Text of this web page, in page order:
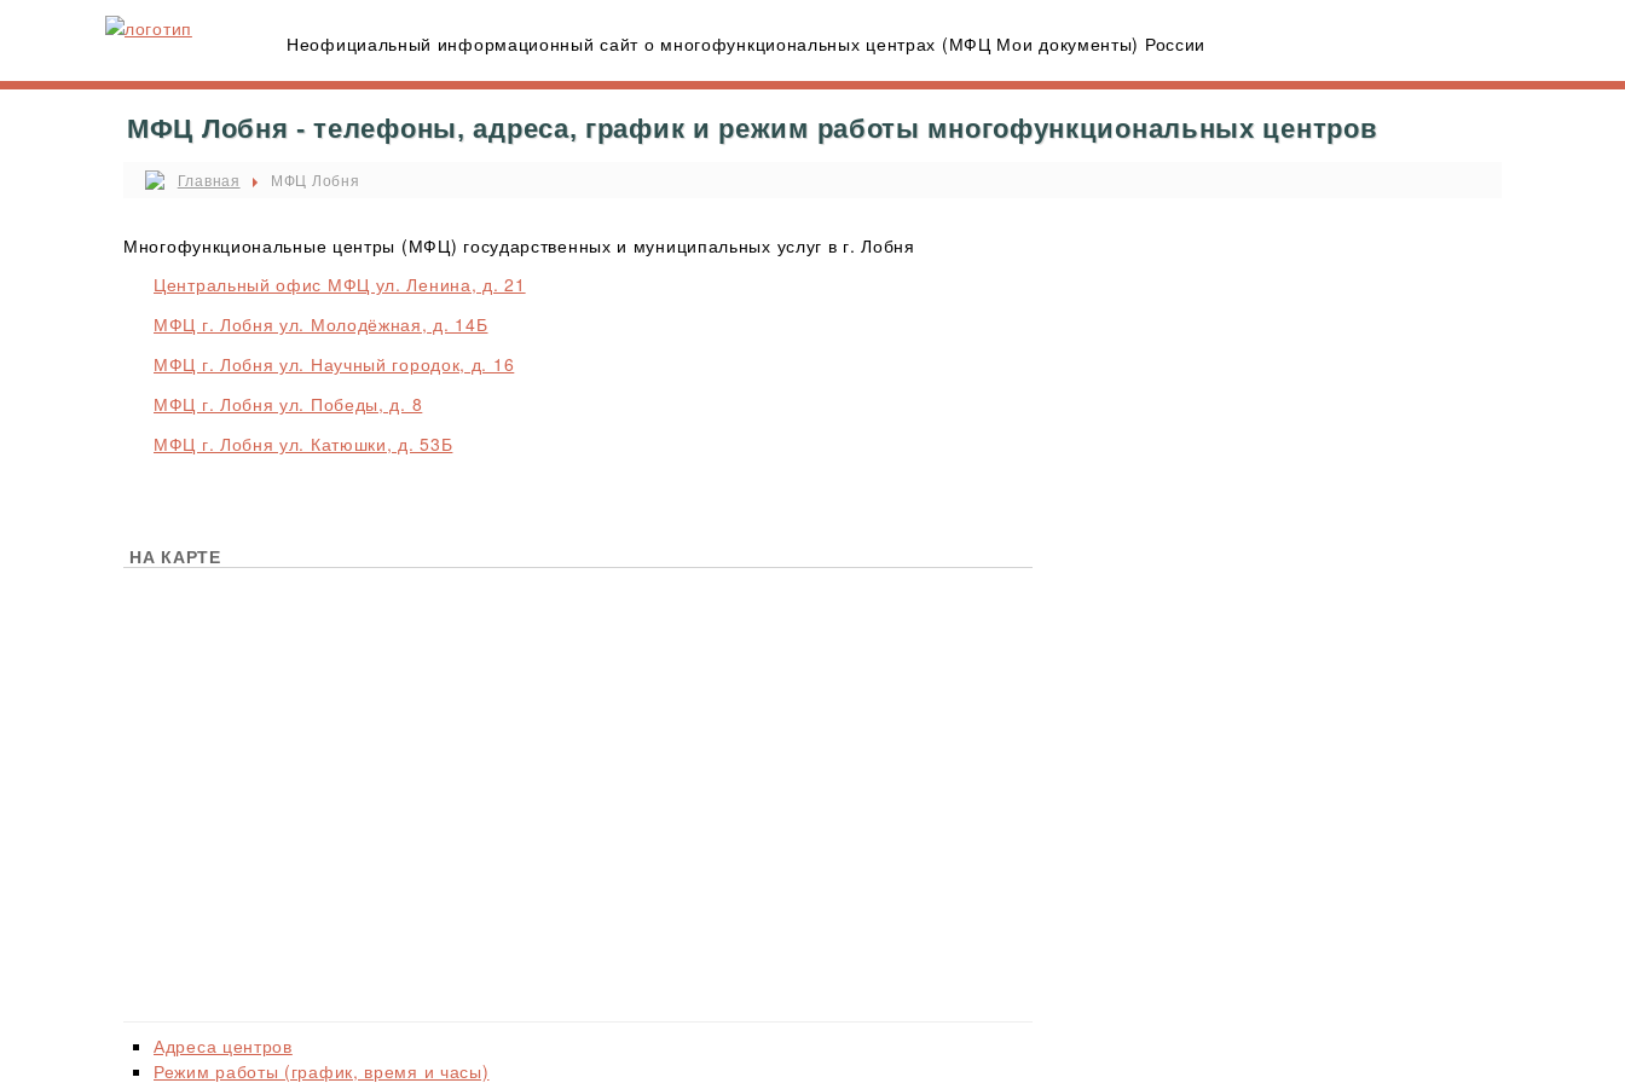
Неофициальный информационный сайт о многофункциональных центрах (МФЦ Мои документы) России
МФЦ Лобня - телефоны, адреса, график и режим работы многофункциональных центров
Главная МФЦ Лобня
Многофункциональные центры (МФЦ) государственных и муниципальных услуг в г. Лобня
Центральный офис МФЦ ул. Ленина, д. 21
МФЦ г. Лобня ул. Молодёжная, д. 14Б
МФЦ г. Лобня ул. Научный городок, д. 16
МФЦ г. Лобня ул. Победы, д. 8
МФЦ г. Лобня ул. Катюшки, д. 53Б
НА КАРТЕ
Адреса центров
Режим работы (график, время и часы)